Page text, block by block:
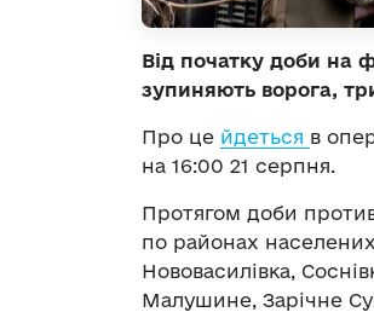
Від початку доби на
зупиняють ворога,
Про це йдеться в
на 16:00 21 серпня.
Протягом доби
по районах
Нововасилівка,
Малушине, Зарічне